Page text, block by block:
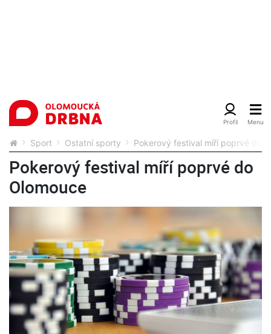
Sport Ostatní sporty Pokerový festival míří poprvé do
Pokerový festival míří poprvé do
Olomouce